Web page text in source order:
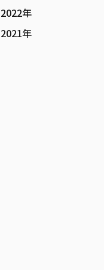
2022年
2021年